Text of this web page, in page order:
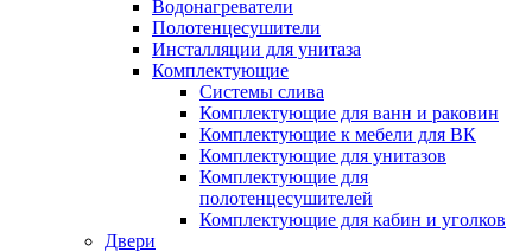
Водонагреватели
Полотенцесушители
Инсталляции для унитаза
Комплектующие
Системы слива
Комплектующие для ванн и раковин
Комплектующие к мебели для ВК
Комплектующие для унитазов
Комплектующие для
полотенцесушителей
Комплектующие для кабин и уголков
Двери